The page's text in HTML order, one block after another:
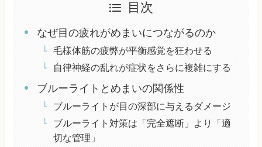
目次
なぜ目の疲れがめまいにつながるのか
毛様体筋の疲弊が平衡感覚を狂わせる
自律神経の乱れが症状をさらに複雑にする
ブルーライトとめまいの関係性
ブルーライトが目の深部に与えるダメージ
ブルーライト対策は「完全遮断」より「適
切な管理」